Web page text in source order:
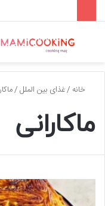
جستجو
خانه /غذای بین الملل/
ماکارانی